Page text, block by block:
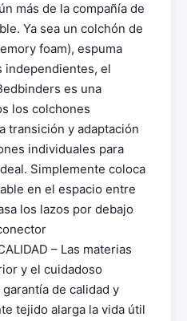
más de la compañía de
Ya sea un colchón de
foam), espuma
independientes, el
es una
los colchones
transición y adaptación
individuales para
Simplemente coloca
en el espacio entre
los lazos por debajo
– Las materias
y el cuidadoso
de calidad y
tejido alarga la vida útil